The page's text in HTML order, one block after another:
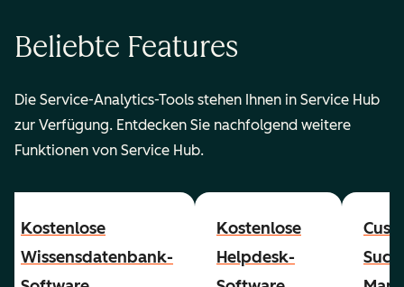
Beliebte Features
Die Service-Analytics-Tools stehen Ihnen in Service Hub
zur Verfügung. Entdecken Sie nachfolgend weitere
Funktionen von Service Hub.
Kostenlose
Wissensdatenbank-
Kostenlose
Helpdesk-